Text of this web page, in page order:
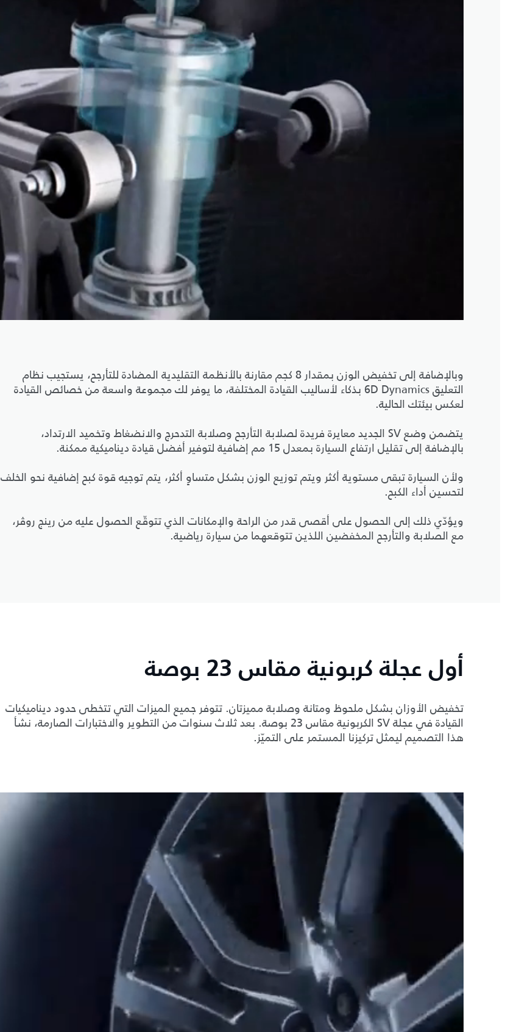
وبالإضافة إلى تخفيض الوزن بمقدار 8 كجم مقارنة بالأنظمة التقليدية المضادة للتأرجح، يستجيب نظام
التعليق 6D Dynamics بذكاء لأساليب القيادة المختلفة، ما يوفر لك مجموعة واسعة من خصائص القيادة
لعكس بيئتك الحالية.
يتضمن وضع SV الجديد معايرة فريدة لصلابة التأرجح وصلابة التدحرج والانضغاط وتخميد الارتداد،
بالإضافة إلى تقليل ارتفاع السيارة بمعدل 15 مم إضافية لتوفير أفضل قيادة ديناميكية ممكنة.
ولأن السيارة تبقى مستوية أكثر ويتم توزيع الوزن بشكل متساوٍ أكثر، يتم توجيه قوة كبح إضافية نحو الخلف
لتحسين أداء الكبح.
ويؤدّي ذلك إلى الحصول على أقصى قدر من الراحة والإمكانات الذي تتوقّع الحصول عليه من رينج روڤر،
مع الصلابة والتأرجح المخفضين اللذين تتوقعهما من سيارة رياضية.
أول عجلة كربونية مقاس 23 بوصة
تخفيض الأوزان بشكل ملحوظ ومتانة وصلابة مميزتان. تتوفر جميع الميزات التي تتخطى حدود ديناميكيات
القيادة في عجلة SV الكربونية مقاس 23 بوصة. بعد ثلاث سنوات من التطوير والاختبارات الصارمة، نشأ
هذا التصميم ليمثل تركيزنا المستمر على التميّز.